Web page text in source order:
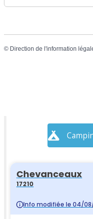
© Direction de l'information